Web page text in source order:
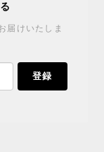
届けいたしま
登録